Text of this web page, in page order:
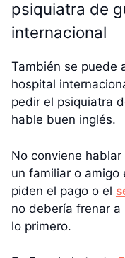
psiquiatra de
internacional
También se puede
hospital
pedir el psiquiatra
hable buen inglés.
No conviene
un familiar o amigo
piden el pago o el
no debería frenar a
lo primero.